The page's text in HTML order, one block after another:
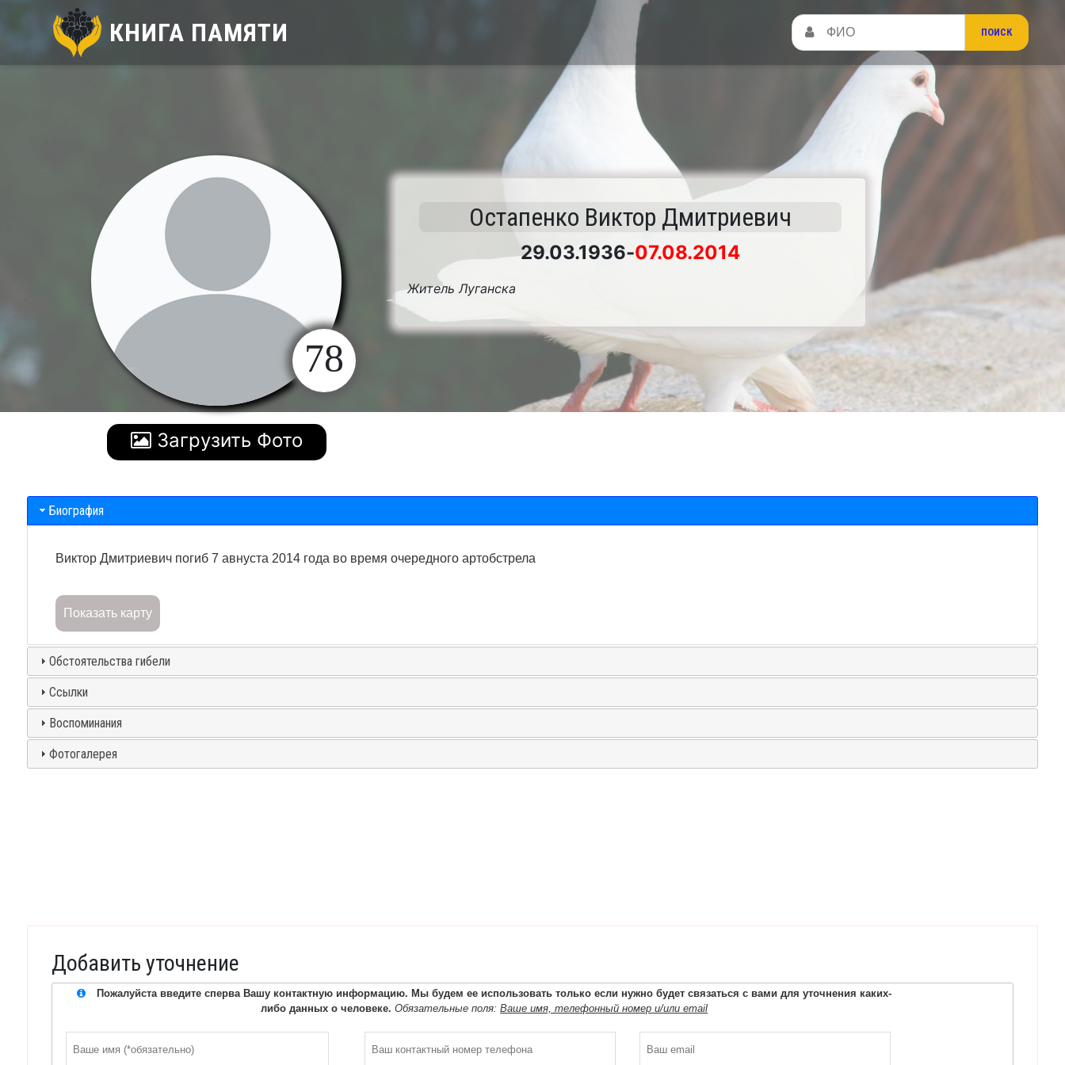
КНИГА ПАМЯТИ
78
Загрузить Фото
Остапенко Виктор Дмитриевич
29.03.1936-07.08.2014
Житель Луганска
Биография
Виктор Дмитриевич погиб 7 авнуста 2014 года во время очередного артобстрела
Показать карту
Обстоятельства гибели
Ссылки
Воспоминания
Фотогалерея
Добавить уточнение
Пожалуйста введите сперва Вашу контактную информацию. Мы будем ее использовать только если нужно будет связаться с вами для уточнения каких-
либо данных о человеке. Обязательные поля:Ваше имя, телефонный номер и/или email